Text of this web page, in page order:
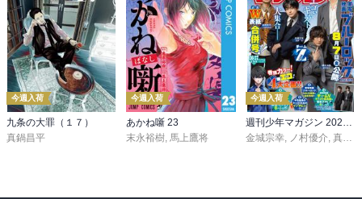
今週入荷
九条の大罪（１７）
真鍋昌平
今週入荷
あかね噺 23
末永裕樹, 馬上鷹将
今週入荷
週刊少年マガジン 2026年36・37号[2026年8月5日発売]
金城宗幸, ノ村優介, 真島ヒロ